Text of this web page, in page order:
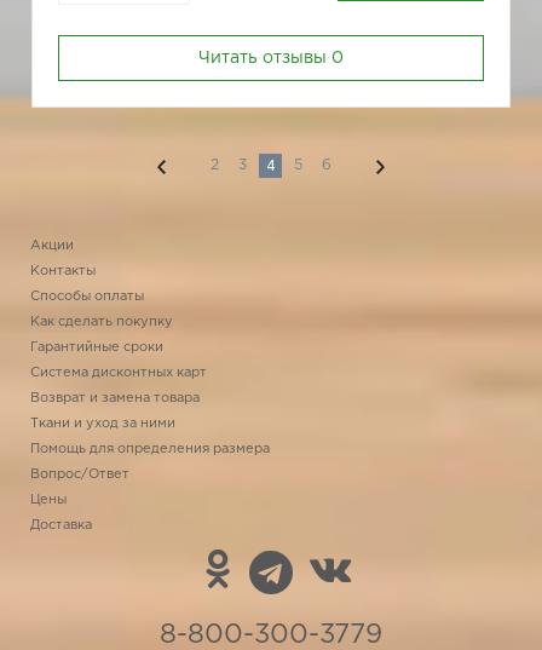
Читать отзывы 0
2 3 4 5 6
Акции
Контакты
Способы оплаты
Как сделать покупку
Гарантийные сроки
Система дисконтных карт
Возврат и замена товара
Ткани и уход за ними
Помощь для определения размера
Вопрос/Ответ
Цены
Доставка
8-800-300-3779